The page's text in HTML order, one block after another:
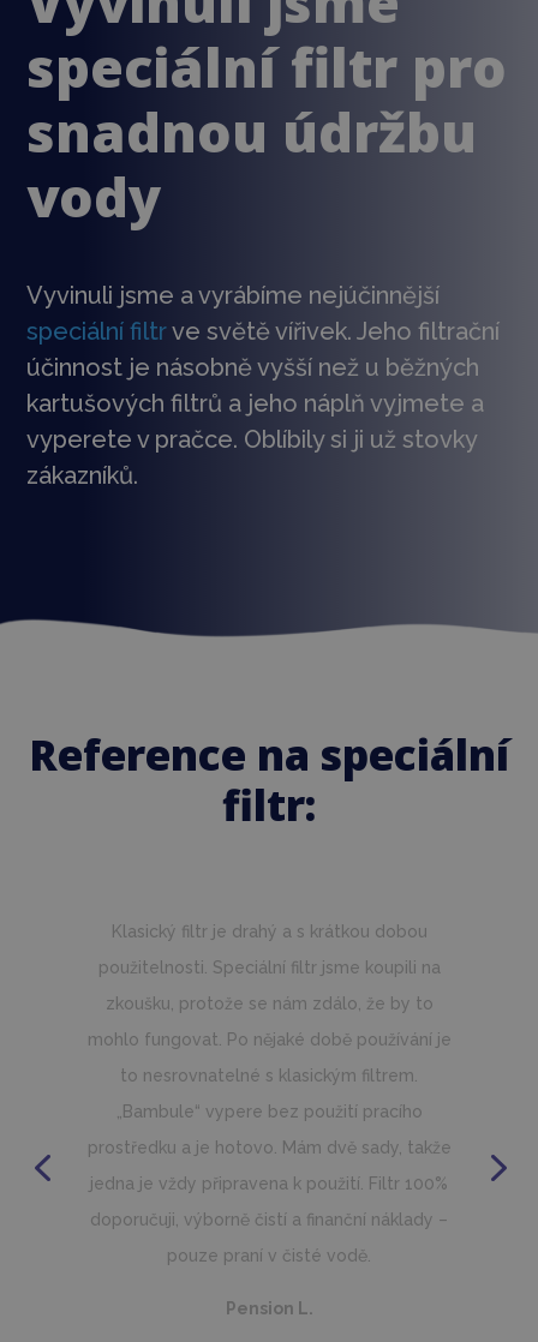
speciální filtr pro
snadnou údržbu
vody
Vyvinuli jsme a vyrábíme nejúčinnější
speciální filtrve světě vířivek. Jeho filtrační
účinnost je násobně vyšší než u běžných
kartušových filtrů a jeho náplň vyjmete a
vyperete v pračce. Oblíbily si ji už stovky
zákazníků.
Reference na speciální
filtr:
jemnost filtrace, problémy s kvalitou vody při
filtrování papírovým filtrem a čištění
papírového filtru.
Rozhodně filtr doporučuji všem, rozdíl vás
vystřelí z bačkor. Nabízíte řešení, které všichni,